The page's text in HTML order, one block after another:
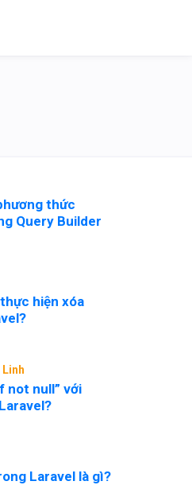
thức
Query Builder
hiện xóa
not null” với
Laravel là gì?